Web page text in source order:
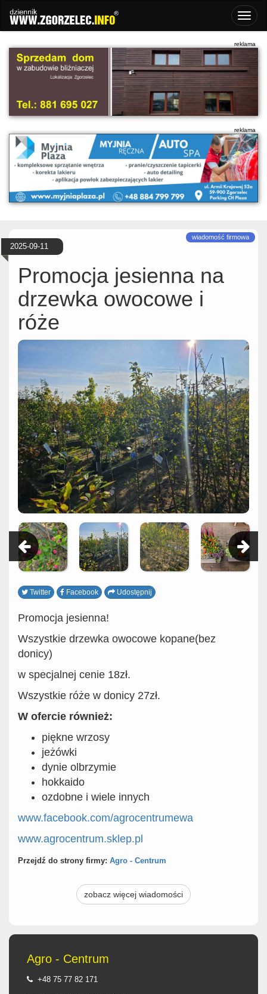
2025-09-11
Promocja jesienna na
drzewka owocowe i
róże
Twitter Facebook Udostępnij
Promocja jesienna!
Wszystkie drzewka owocowe kopane(bez
donicy)
w specjalnej cenie 18zł.
Wszystkie róże w donicy 27zł.
W ofercie również:
piękne wrzosy
jeżówki
dynie olbrzymie
hokkaido
ozdobne i wiele innych
www.facebook.com/agrocentrumewa
www.agrocentrum.sklep.pl
Przejdź do strony firmy: Agro - Centrum
zobacz więcej wiadomości
Agro - Centrum
+48 75 77 82 171